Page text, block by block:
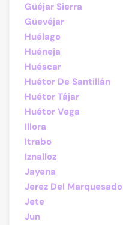
Güéjar Sierra
Güevéjar
Huélago
Huéneja
Huéscar
Huétor De Santillán
Huétor Tájar
Huétor Vega
Illora
Itrabo
Iznalloz
Jayena
Jerez Del Marquesado
Jete
Jun